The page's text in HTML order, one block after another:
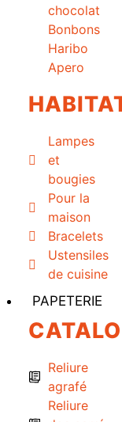
chocolat
Bonbons
Haribo
Apero
Lampes
et
bougies
Pour la
maison
Bracelets
Ustensiles
de cuisine
PAPETERIE
Reliure
agrafé
Reliure